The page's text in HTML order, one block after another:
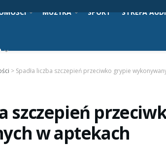
MUZYKA SPORT STREFA
> Spadła liczba szczepień przeciwko grypie
szczepień
w aptekach